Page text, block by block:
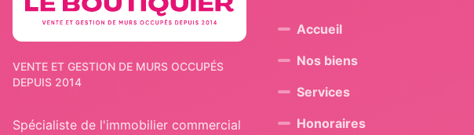
VENTE ET GESTION DE MURS OCCUPÉS
DEPUIS 2014
Spécialiste de l'immobilier commercial
Accueil
Nos biens
Services
Honoraires